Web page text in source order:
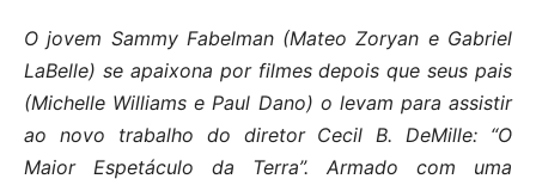
O jovem Sammy Fabelman (Mateo Zoryan e Gabriel
LaBelle) se apaixona por filmes depois que seus pais
(Michelle Williams e Paul Dano) o levam para assistir
ao novo trabalho do diretor Cecil B. DeMille: “O
Maior Espetáculo da Terra”. Armado com uma